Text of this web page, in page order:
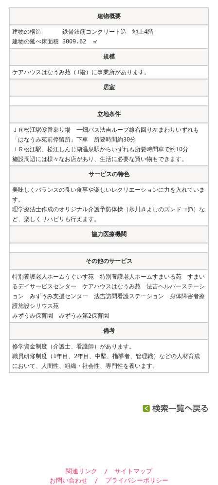
建物概要
建物の構造 鉄骨鉄筋コンクリート造 地上4階
建物の延べ床面積 3009.62 ㎡
規模
ケアハウスはなうみ苑（1階）に事業所があります。
居室
立地条件
ＪＲ松江駅⑥番乗り場 一畑バス法吉ループ線右回り左まわりいずれも
「はなうみ苑前停留所」下車 所要時間約30分
ＪＲ松江駅、松江しんじ湖温泉駅からいずれも所要時間車で約10分
施設周辺には様々なお店があり、生活に必要な買い物もできます。
サービスの特色
美味しくバランスの良い食事や楽しいレクリエーションに力を入れていま
す。
理学療法士作成のオリジナル介護予防体操（氷川きよしのズンドコ節）な
ど、楽しくリハビリも行えます。
協力医療機関
その他のサービス
特別養護老人ホームうぐいす苑 特別養護老人ホームすまいる苑 すまい
るデイサービスセンター ケアハウスはなうみ苑 法吉ヘルパーステーシ
ョン みずうみ支援センター 法吉訪問看護ステーション 身体障害者療
護施設シリウス苑
みずうみ保育園 みずうみ第2保育園
備考
修学資金制度（介護士、看護師）があります。
職員研修制度（1年目、2年目、中堅、指導者、管理職）などの人材育成
において、人間性、組織・社会性、専門性を養います。
関連リンク /
サイトマップ
お問い合わせ
/ プライバシーポリシー